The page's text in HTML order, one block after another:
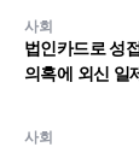
사회
법인카드로 성
의혹에 외신 일
사회